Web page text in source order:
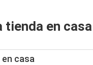
tienda en
en casa